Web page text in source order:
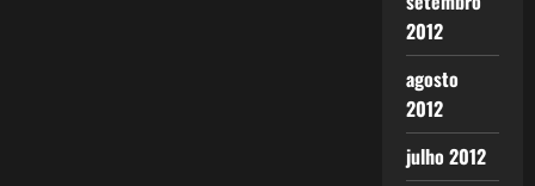
2012
agosto
2012
julho 2012